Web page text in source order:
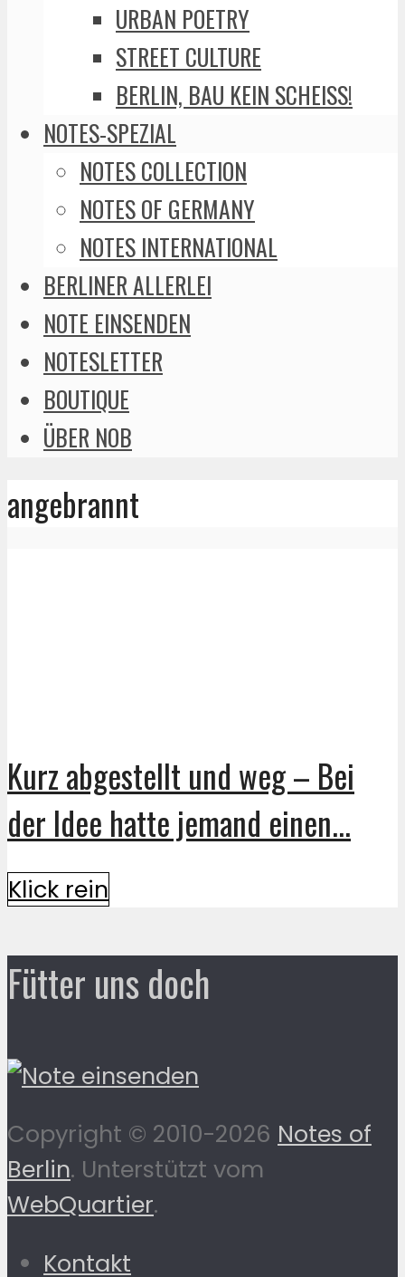
URBAN POETRY
STREET CULTURE
BERLIN, BAU KEIN SCHEISS!
NOTES-SPEZIAL
NOTES COLLECTION
NOTES OF GERMANY
NOTES INTERNATIONAL
BERLINER ALLERLEI
NOTE EINSENDEN
NOTESLETTER
BOUTIQUE
ÜBER NOB
angebrannt
Kurz abgestellt und weg – Bei
der Idee hatte jemand einen...
Klick rein
Fütter uns doch
Copyright © 2010-2026 Notes of
Berlin. Unterstützt vom
WebQuartier.
Kontakt